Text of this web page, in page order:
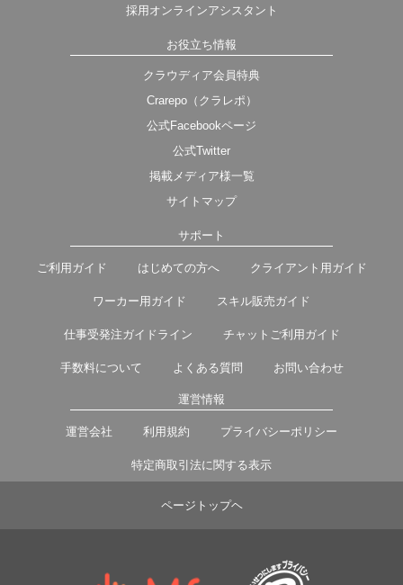
採用オンラインアシスタント
お役立ち情報
クラウディア会員特典
Crarepo（クラレポ）
公式Facebookページ
公式Twitter
掲載メディア様一覧
サイトマップ
サポート
ご利用ガイド はじめての方へ クライアント用ガイド
ワーカー用ガイド スキル販売ガイド
仕事受発注ガイドライン チャットご利用ガイド
手数料について よくある質問 お問い合わせ
運営情報
運営会社 利用規約 プライバシーポリシー
特定商取引法に関する表示
ページトップヘ